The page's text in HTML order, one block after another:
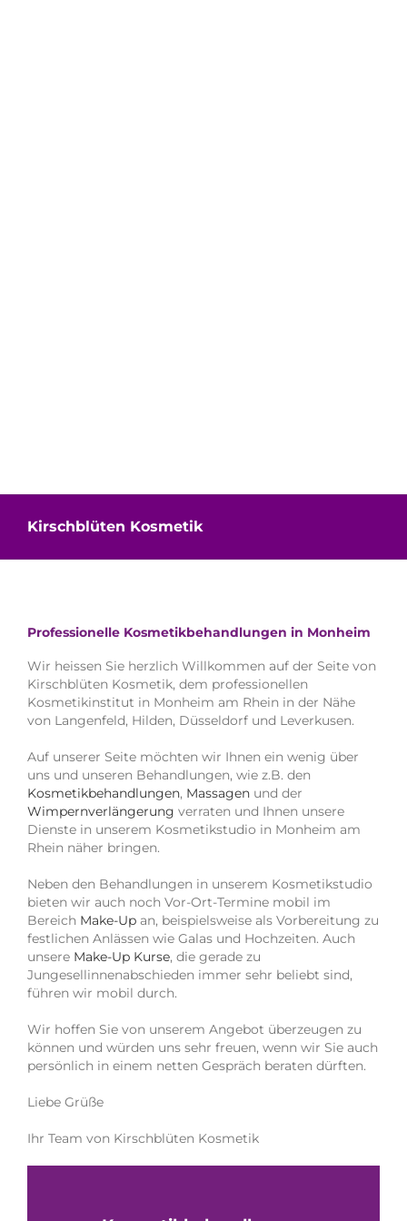
Kirschblüten Kosmetik
Professionelle Kosmetikbehandlungen in Monheim
Wir heissen Sie herzlich Willkommen auf der Seite von
Kirschblüten Kosmetik, dem professionellen
Kosmetikinstitut in Monheim am Rhein in der Nähe
von Langenfeld, Hilden, Düsseldorf und Leverkusen.
Auf unserer Seite möchten wir Ihnen ein wenig über
uns und unseren Behandlungen, wie z.B. den
Kosmetikbehandlungen, Massagen und der
Wimpernverlängerung verraten und Ihnen unsere
Dienste in unserem Kosmetikstudio in Monheim am
Rhein näher bringen.
Neben den Behandlungen in unserem Kosmetikstudio
bieten wir auch noch Vor-Ort-Termine mobil im
Bereich Make-Up an, beispielsweise als Vorbereitung zu
festlichen Anlässen wie Galas und Hochzeiten. Auch
unsere Make-Up Kurse, die gerade zu
Jungesellinnenabschieden immer sehr beliebt sind,
führen wir mobil durch.
Wir hoffen Sie von unserem Angebot überzeugen zu
können und würden uns sehr freuen, wenn wir Sie auch
persönlich in einem netten Gespräch beraten dürften.
Liebe Grüße
Ihr Team von Kirschblüten Kosmetik